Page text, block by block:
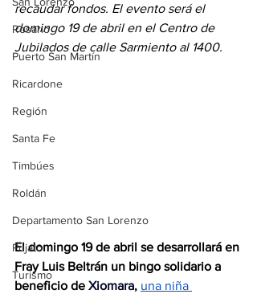
Rosario
Puerto San Martín
Ricardone
Región
Santa Fe
Timbúes
Roldán
Departamento San Lorenzo
Pujato
Turismo
recaudar fondos. El evento será el
domingo 19 de abril en el Centro de
Jubilados de calle Sarmiento al 1400.
El domingo 19 de abril se desarrollará en
Fray Luis Beltrán un bingo solidario a
beneficio de Xiomara, una niña